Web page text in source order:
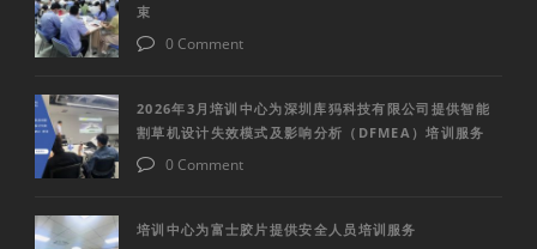
束
0 Comment
2026年3月培训中心为深圳库犸科技有限公司提供智能
割草机设计失效模式及影响分析（DFMEA）培训服务
0 Comment
培训中心为富士胶片提供安全人员培训服务